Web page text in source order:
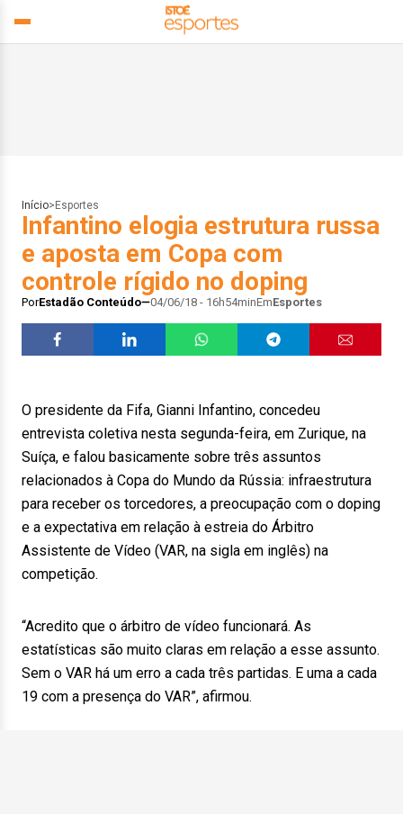
Início> Esportes
Infantino elogia estrutura russa
e aposta em Copa com
controle rígido no doping
PorEstadão Conteúdo 04/06/18 - 16h54minEmEsportes
O presidente da Fifa, Gianni Infantino, concedeu
entrevista coletiva nesta segunda-feira, em Zurique, na
Suíça, e falou basicamente sobre três assuntos
relacionados à Copa do Mundo da Rússia: infraestrutura
para receber os torcedores, a preocupação com o doping
e a expectativa em relação à estreia do Árbitro
Assistente de Vídeo (VAR, na sigla em inglês) na
competição.
“Acredito que o árbitro de vídeo funcionará. As
estatísticas são muito claras em relação a esse assunto.
Sem o VAR há um erro a cada três partidas. E uma a cada
19 com a presença do VAR”, afirmou.